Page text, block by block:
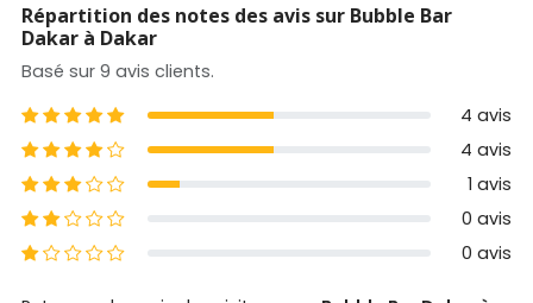
Répartition des notes des avis sur Bubble Bar
Dakar à Dakar
Basé sur 9 avis clients.
5 étoiles
4 avis
4 étoiles
4 avis
3 étoiles
1 avis
2 étoiles
0 avis
1 étoiles
0 avis